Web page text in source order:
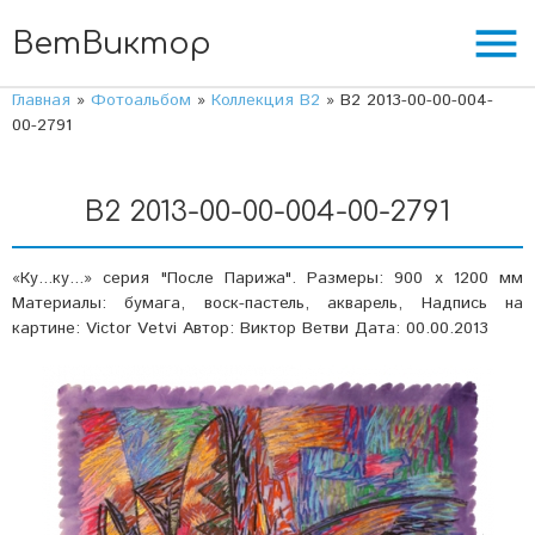
ВетВиктор menu
Главная » Фотоальбом » Коллекция В2 » В2 2013-00-00-004-
00-2791
В2 2013-00-00-004-00-2791
«Ку...ку...» серия "После Парижа". Размеры: 900 х 1200 мм
Материалы: бумага, воск-пастель, акварель, Надпись на
картине: Victor Vetvi Автор: Виктор Ветви Дата: 00.00.2013